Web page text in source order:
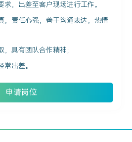
，出差至客户现场进行工作。
，责任心强，善于沟通表达，热情
具有团队合作精神；
出差。
申请岗位